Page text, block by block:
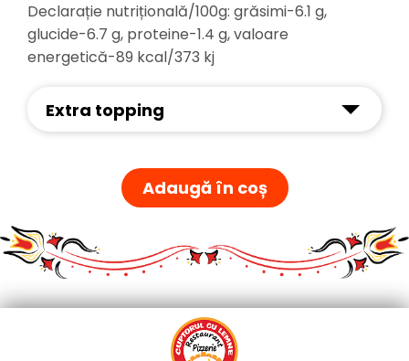
Declarație nutrițională/100g: grăsimi-6.1 g,
glucide-6.7 g, proteine-1.4 g, valoare
energetică-89 kcal/373 kj
Extra topping
Adaugă în coș